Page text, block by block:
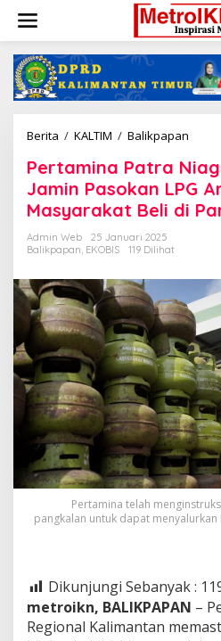
konten
Berita / KALTIM / Balikpapan
Niaga
Jamin
Beli
di
Resmi
Pertamina Patra
Jamin Pasokan LPG
Masyarakat Beli di
Admin Web
25 Januari 2025
Balikpapan EKOBIS 119 Dilihat
Pertamina telah
pangkalan untuk dapat
Dikunjungi Sebanyak :
metroikn, BALIKPAPAN –
Regional Kalimantan